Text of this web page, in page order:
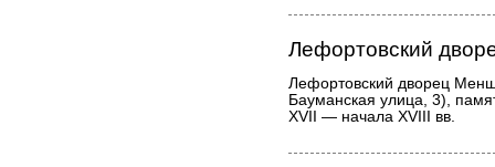
Лефортовский
Лефортовский дворец
Бауманская улица, 3),
XVII — начала XVIII вв.